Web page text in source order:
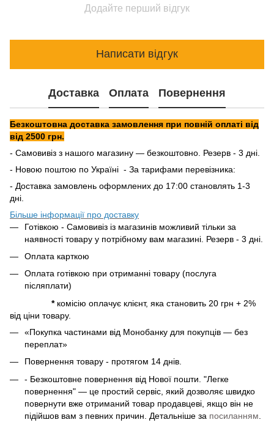
Додайте перший відгук
Написати відгук
Доставка Оплата Повернення
Безкоштовна доставка замовлення при повній оплаті від
від 2500 грн.
- Самовивіз з нашого магазину — безкоштовно. Резерв - 3 дні.
- Новою поштою по Україні - За тарифами перевізника:
- Доставка замовлень оформлених до 17:00 становлять 1-3
дні.
Більше інформації про доставку
Готівкою - Самовивіз із магазинів можливий тільки за
наявності товару у потрібному вам магазині. Резерв - 3 дні.
Оплата карткою
Оплата готівкою при отриманні товару (послуга
післяплати)
* комісію оплачує клієнт, яка становить 20 грн + 2%
від ціни товару.
«Покупка частинами від Монобанку для покупців — без
переплат»
Повернення товару - протягом 14 днів.
- Безкоштовне повернення від Нової пошти. "Легке
повернення" — це простий сервіс, який дозволяє швидко
повернути вже отриманий товар продавцеві, якщо він не
підійшов вам з певних причин. Детальніше за посиланням